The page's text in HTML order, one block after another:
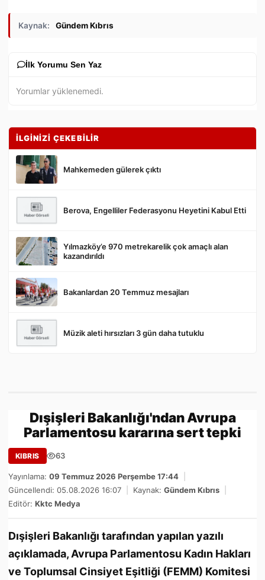
Kaynak: Gündem Kıbrıs
İlk Yorumu Sen Yaz
Gönder
Yorumlar yüklenemedi.
İLGİNİZİ ÇEKEBİLİR
Mahkemeden gülerek çıktı
Berova, Engelliler Federasyonu Heyetini Kabul Etti
Yılmazköy’e 970 metrekarelik çok amaçlı alan
kazandırıldı
Bakanlardan 20 Temmuz mesajları
Müzik aleti hırsızları 3 gün daha tutuklu
Dışişleri Bakanlığı'ndan Avrupa
Parlamentosu kararına sert tepki
KIBRIS 63
Yayınlama: 09 Temmuz 2026 Perşembe 17:44
Güncellendi: 05.08.2026 16:07
Kaynak: Gündem Kıbrıs
Editör: Kktc Medya
Dışişleri Bakanlığı tarafından yapılan yazılı
açıklamada, Avrupa Parlamentosu Kadın Hakları
ve Toplumsal Cinsiyet Eşitliği (FEMM) Komitesi